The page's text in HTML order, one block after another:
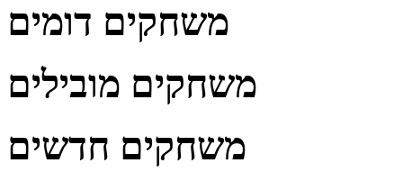
משחקים דומים
משחקים מובילים
משחקים חדשים